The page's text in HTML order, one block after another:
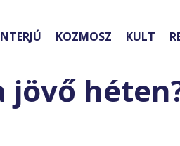
KOZMOSZ KULT
jövő